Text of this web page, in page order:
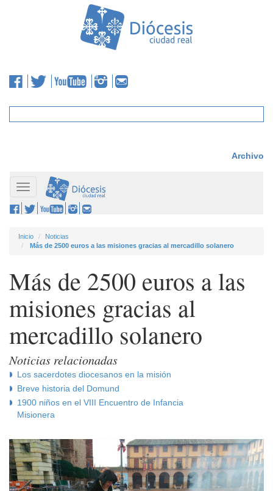
Archivo
Toggle
navigation
Inicio
Noticias
Más de 2500 euros a las misiones gracias al mercadillo solanero
Más de 2500 euros a las
misiones gracias al
mercadillo solanero
Noticias relacionadas
Los sacerdotes diocesanos en la misión
Breve historia del Domund
1900 niños en el VIII Encuentro de Infancia
Misionera